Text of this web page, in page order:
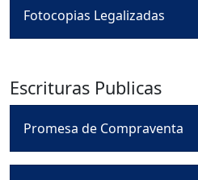
Fotocopias Legalizadas
Escrituras Publicas
Promesa de Compraventa